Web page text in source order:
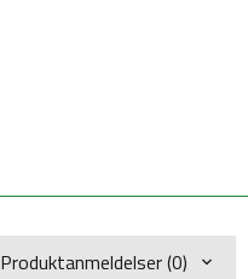
Produktanmeldelser (0)